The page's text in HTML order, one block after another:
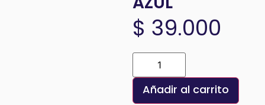
$ 39.000
Añadir al carrito